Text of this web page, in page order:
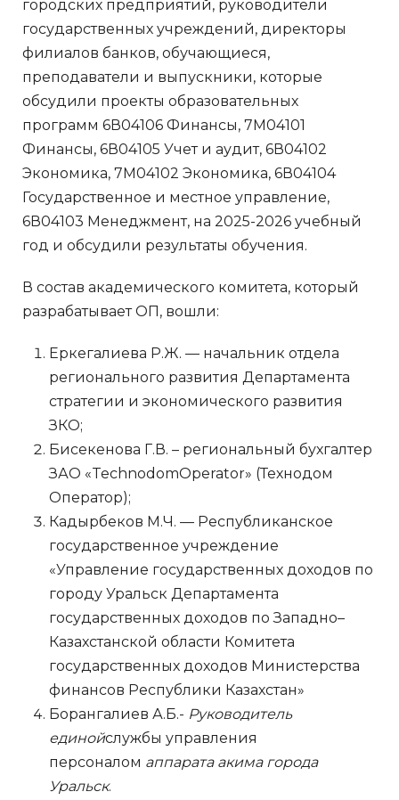
городских предприятий, руководители
государственных учреждений, директоры
филиалов банков, обучающиеся,
преподаватели и выпускники, которые
обсудили проекты образовательных
программ 6В04106 Финансы, 7М04101
Финансы, 6В04105 Учет и аудит, 6В04102
Экономика, 7М04102 Экономика, 6В04104
Государственное и местное управление,
6В04103 Менеджмент, на 2025-2026 учебный
год и обсудили результаты обучения.
В состав академического комитета, который
разрабатывает ОП, вошли:
Еркегалиева Р.Ж. — начальник отдела
регионального развития Департамента
стратегии и экономического развития
ЗКО;
Бисекенова Г.В. – региональный бухгалтер
ЗАО «TechnodomOperator» (Технодом
Оператор);
Кадырбеков М.Ч. — Республиканское
государственное учреждение
«Управление государственных доходов по
городу Уральск Департамента
государственных доходов по Западно–
Казахстанской области Комитета
государственных доходов Министерства
финансов Республики Казахстан»
Борангалиев А.Б.- Руководитель
единойслужбы управления
персоналом аппарата акима города
Уральск.